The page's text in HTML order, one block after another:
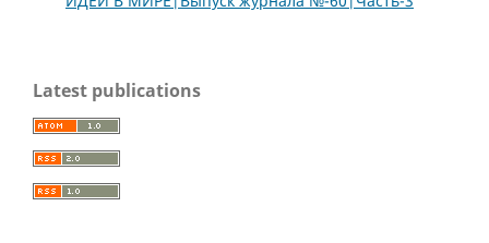
Latest publications